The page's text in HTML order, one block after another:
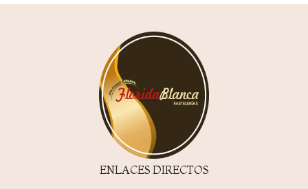
ENLACES DIRECTOS